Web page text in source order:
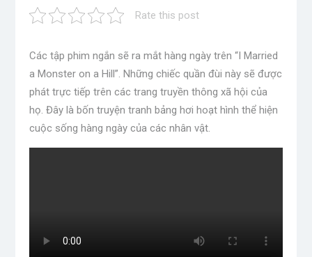
Rate this post
Các tập phim ngắn sẽ ra mắt hàng ngày trên “I Married
a Monster on a Hill”. Những chiếc quần đùi này sẽ được
phát trực tiếp trên các trang truyền thông xã hội của
họ. Đây là bốn truyện tranh bảng hơi hoạt hình thể hiện
cuộc sống hàng ngày của các nhân vật.